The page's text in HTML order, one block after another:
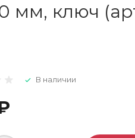
мм, ключ
В наличии